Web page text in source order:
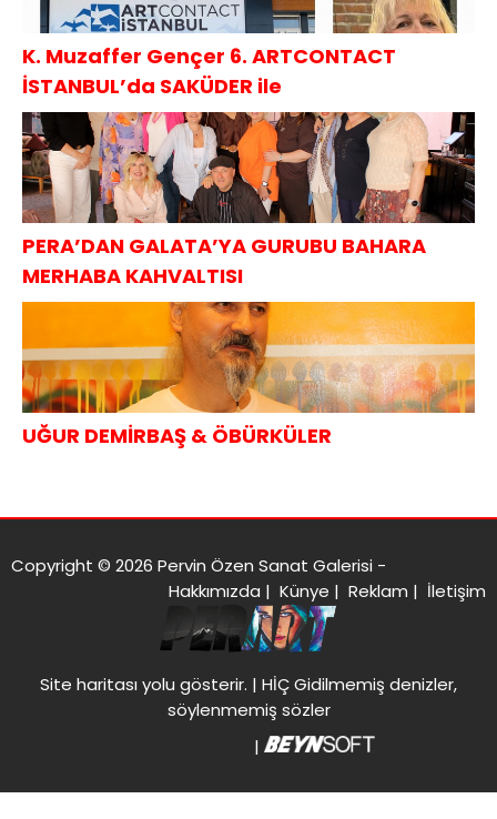
K. Muzaffer Gençer 6. ARTCONTACT
İSTANBUL’da SAKÜDER ile
PERA’DAN GALATA’YA GURUBU BAHARA
MERHABA KAHVALTISI
UĞUR DEMİRBAŞ & ÖBÜRKÜLER
Copyright © 2026 Pervin Özen Sanat Galerisi -
Hakkımızda | Künye | Reklam | İletişim
Site haritası yolu gösterir. | HİÇ Gidilmemiş denizler,
söylenmemiş sözler
|